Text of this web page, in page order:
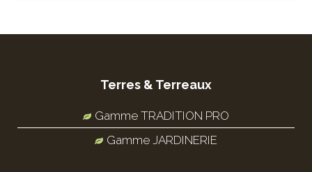
Terres & Terreaux
Gamme TRADITION PRO
Gamme JARDINERIE